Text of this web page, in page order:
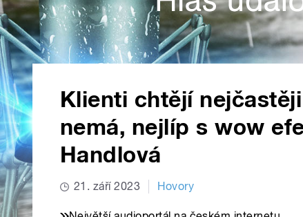
Klienti chtějí
nemá, nejlíp s wow
Handlová
21. září 2023 Hovory